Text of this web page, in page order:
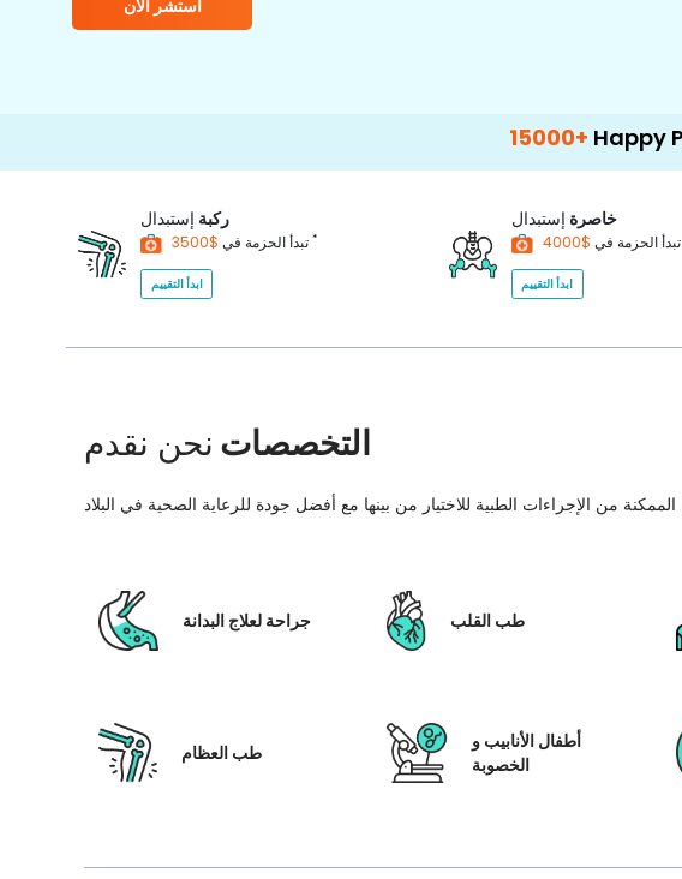
استشر الآن
Happy Patients
ركبة إستبدال
تبدأ الحزمة في *
ابدأ التقييم
خاصرة إستبدال
تبدأ الحزمة في$4000
ابدأ التقييم
التخصصات نحن نقدم
جراحة لعلاج البدانة طب القلب
طب العظام
أطفال الأنابيب و
الخصوبة